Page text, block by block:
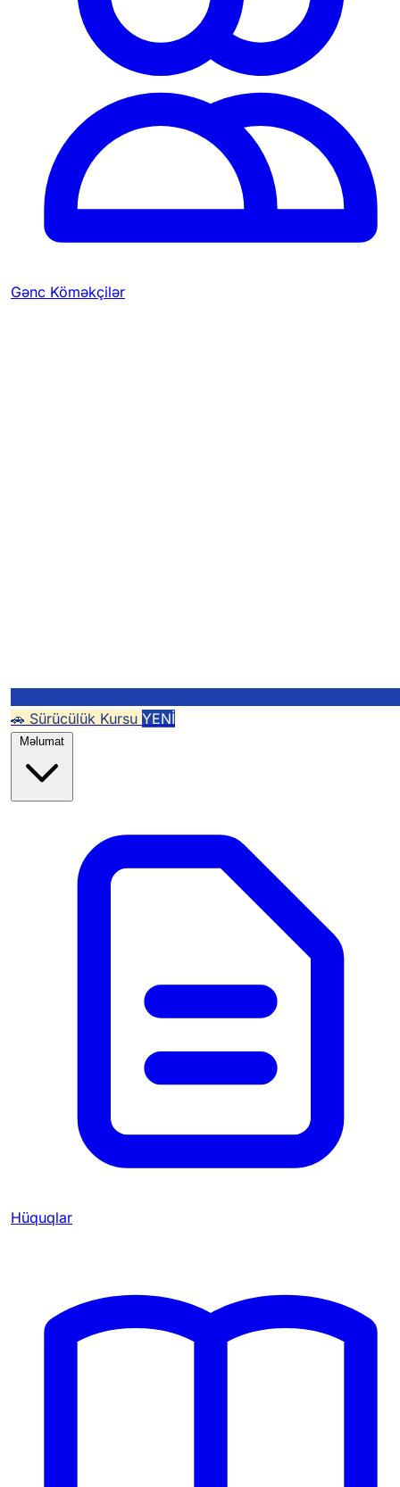
Gənc Köməkçilər
🚗 Sürücülük Kursu YENİ
Məlumat
Hüquqlar